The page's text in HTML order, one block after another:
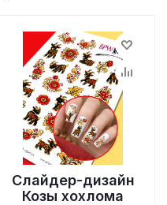
Слайдер-дизайн
Козы хохлома